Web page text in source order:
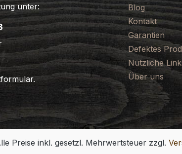
unter:
.
Blog
Kontakt
Garantien
Defektes
Nützliche
Über uns
Preise inkl. gesetzl. Mehrwertsteuer zzgl.